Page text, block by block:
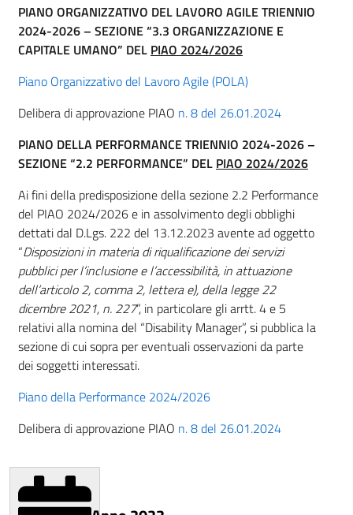
PIANO ORGANIZZATIVO DEL LAVORO AGILE TRIENNIO
2024-2026 – SEZIONE “3.3 ORGANIZZAZIONE E
CAPITALE UMANO” DEL PIAO 2024/2026
Piano Organizzativo del Lavoro Agile (POLA)
Delibera di approvazione PIAO n. 8 del 26.01.2024
PIANO DELLA PERFORMANCE TRIENNIO 2024-2026 –
SEZIONE “2.2 PERFORMANCE” DEL PIAO 2024/2026
Ai fini della predisposizione della sezione 2.2 Performance
del PIAO 2024/2026 e in assolvimento degli obblighi
dettati dal D.Lgs. 222 del 13.12.2023 avente ad oggetto
“Disposizioni in materia di riqualificazione dei servizi
pubblici per l’inclusione e l’accessibilità, in attuazione
dell’articolo 2, comma 2, lettera e), della legge 22
dicembre 2021, n. 227”, in particolare gli arrtt. 4 e 5
relativi alla nomina del “Disability Manager”, si pubblica la
sezione di cui sopra per eventuali osservazioni da parte
dei soggetti interessati.
Piano della Performance 2024/2026
Delibera di approvazione PIAO n. 8 del 26.01.2024